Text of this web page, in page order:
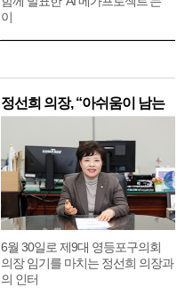
이
정선희 의장, “아쉬움이 남는
6월 30일로 제9대 영등포구의회
의장 임기를 마치는 정선희 의장과
의 인터